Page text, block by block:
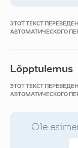
ЭТОТ ТЕКСТ
АВТОМАТИЧЕСКОГО
Lõpptulemus
ЭТОТ ТЕКСТ
АВТОМАТИЧЕСКОГО
Ole